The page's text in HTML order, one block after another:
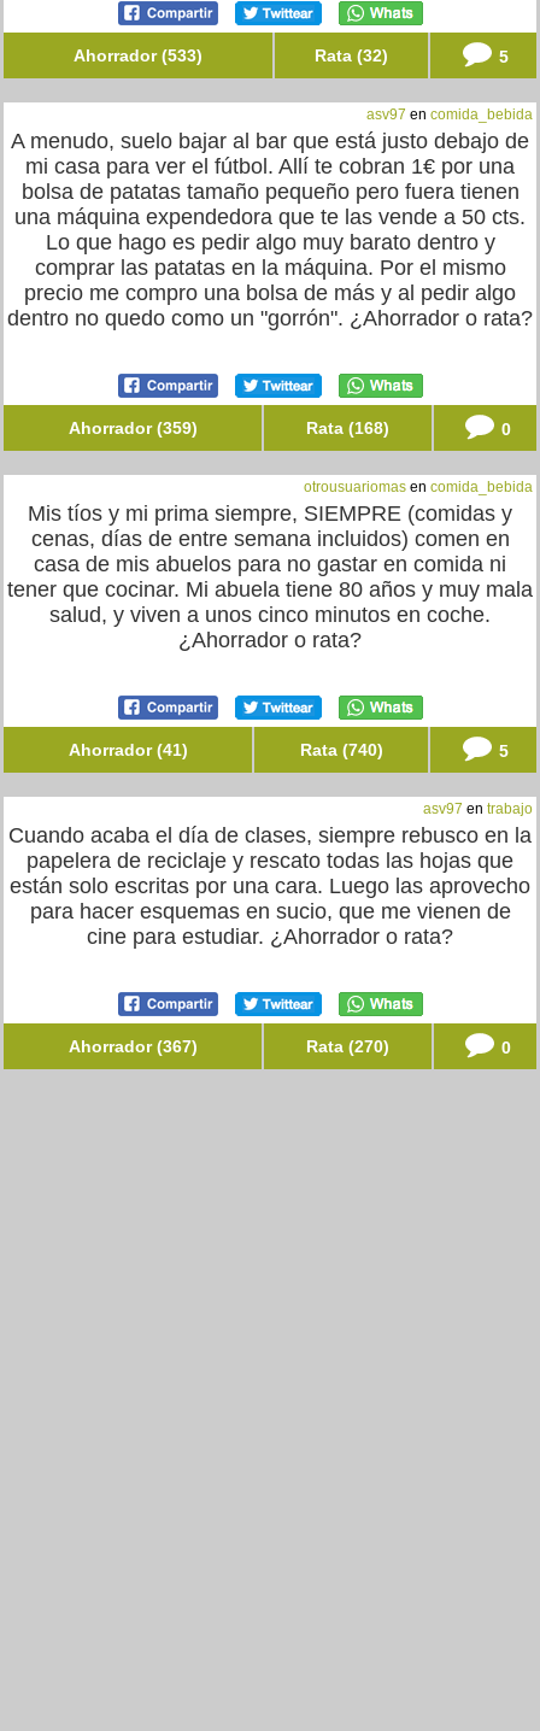
Ahorrador (533) Rata (32) 5
asv97 en comida_bebida
A menudo, suelo bajar al bar que está justo debajo de
mi casa para ver el fútbol. Allí te cobran 1€ por una
bolsa de patatas tamaño pequeño pero fuera tienen
una máquina expendedora que te las vende a 50 cts.
Lo que hago es pedir algo muy barato dentro y
comprar las patatas en la máquina. Por el mismo
precio me compro una bolsa de más y al pedir algo
dentro no quedo como un "gorrón". ¿Ahorrador o rata?
Ahorrador (359) Rata (168) 0
otrousuariomas en comida_bebida
Mis tíos y mi prima siempre, SIEMPRE (comidas y
cenas, días de entre semana incluidos) comen en
casa de mis abuelos para no gastar en comida ni
tener que cocinar. Mi abuela tiene 80 años y muy mala
salud, y viven a unos cinco minutos en coche.
¿Ahorrador o rata?
Ahorrador (41) Rata (740) 5
asv97 en trabajo
Cuando acaba el día de clases, siempre rebusco en la
papelera de reciclaje y rescato todas las hojas que
están solo escritas por una cara. Luego las aprovecho
para hacer esquemas en sucio, que me vienen de
cine para estudiar. ¿Ahorrador o rata?
Ahorrador (367) Rata (270) 0